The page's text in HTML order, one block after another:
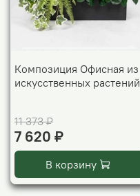
Композиция Офисная из
искусственных растений
11 373 ₽
7 620 ₽
В корзину